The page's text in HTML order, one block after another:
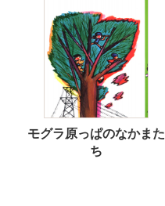
モグラ原っぱのなかまた
ち